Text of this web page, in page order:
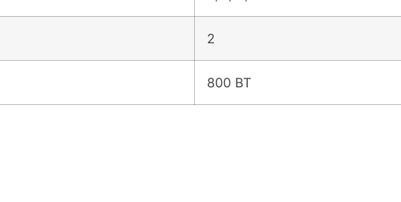
2
800 ВТ